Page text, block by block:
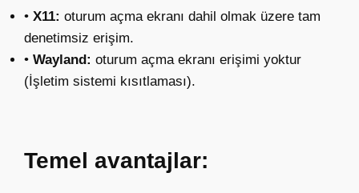
• X11: oturum açma ekranı dahil olmak üzere tam
denetimsiz erişim.
• Wayland: oturum açma ekranı erişimi yoktur
(İşletim sistemi kısıtlaması).
Temel avantajlar: